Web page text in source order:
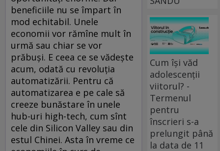
beneficiile nu se împart în
mod echitabil. Unele
economii vor rămîne mult în
urmă sau chiar se vor
prăbuși. E ceea ce se vădește
acum, odată cu revoluția
automatizării. Pentru că
automatizarea e pe cale să
creeze bunăstare în unele
hub-uri high-tech, cum sînt
cele din Silicon Valley sau din
estul Chinei. Asta în vreme ce
Cum își văd
adolescenții
viitorul? -
Termenul
pentru
înscrieri s-a
prelungit până
la data de 11